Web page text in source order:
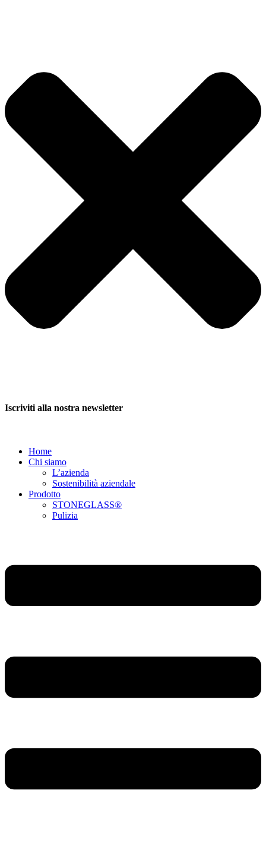
Iscriviti alla nostra newsletter
Home
Chi siamo
L’azienda
Sostenibilità aziendale
Prodotto
STONEGLASS®
Pulizia